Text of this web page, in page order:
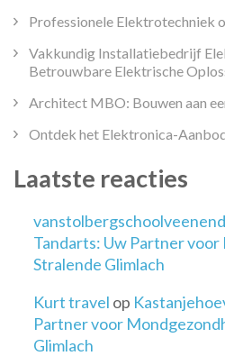
Professionele Elektrotechniek
Vakkundig Installatiebedrijf
Betrouwbare Elektrische
Architect MBO: Bouwen aan
Ontdek het Elektronica-
Laatste reacties
Tandarts: Uw Partner
Stralende Glimlach
Kurt travel op
Partner voor
Glimlach